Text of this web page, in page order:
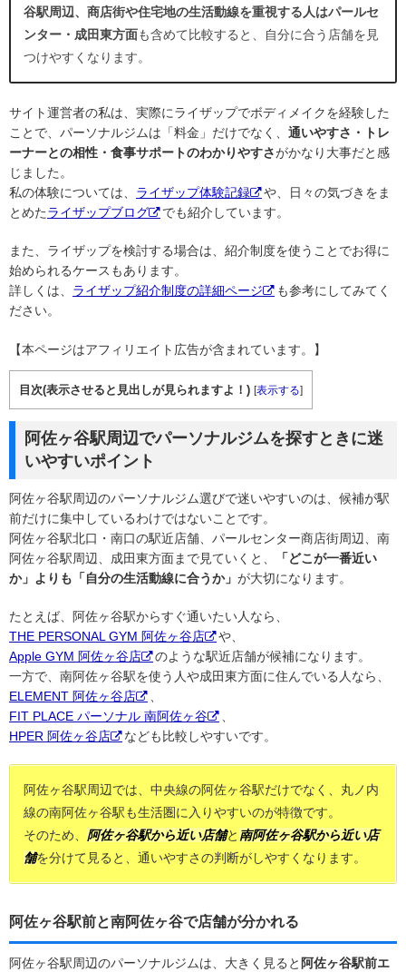
谷駅周辺、商店街や住宅地の生活動線を重視する人はパールセ
ンター・成田東方面も含めて比較すると、自分に合う店舗を見
つけやすくなります。
サイト運営者の私は、実際にライザップでボディメイクを経験した
ことで、パーソナルジムは「料金」だけでなく、 通いやすさ・トレ
ーナーとの相性・食事サポートのわかりやすさがかなり大事だと感
じました。
私の体験については、 ライザップ体験記録
や、日々の気づきをま
とめたライザップブログ でも紹介しています。
また、ライザップを検討する場合は、紹介制度を使うことでお得に
始められるケースもあります。
詳しくは、 ライザップ紹介制度の詳細ページ
も参考にしてみてく
ださい。
【本ページはアフィリエイト広告が含まれています。】
目次(表示させると見出しが見られますよ！) [表示する]
阿佐ヶ谷駅周辺でパーソナルジムを探すときに迷
いやすいポイント
阿佐ヶ谷駅周辺のパーソナルジム選びで迷いやすいのは、候補が駅
前だけに集中しているわけではないことです。
阿佐ヶ谷駅北口・南口の駅近店舗、パールセンター商店街周辺、南
阿佐ヶ谷駅周辺、成田東方面まで見ていくと、
「どこが一番近い
か」よりも「自分の生活動線に合うか」 が大切になります。
たとえば、阿佐ヶ谷駅からすぐ通いたい人なら、
THE PERSONAL GYM 阿佐ヶ谷店
や、
Apple GYM 阿佐ヶ谷店
のような駅近店舗が候補になります。
一方で、南阿佐ヶ谷駅を使う人や成田東方面に住んでいる人なら、
ELEMENT 阿佐ヶ谷店
FIT PLACE パーソナル 南阿佐ヶ谷
HPER 阿佐ヶ谷店
なども比較しやすいです。
阿佐ヶ谷駅周辺では、中央線の阿佐ヶ谷駅だけでなく、丸ノ内
線の南阿佐ヶ谷駅も生活圏に入りやすいのが特徴です。
そのため、 阿佐ヶ谷駅から近い店舗と 南阿佐ヶ谷駅から近い店
舗を分けて見ると、通いやすさの判断がしやすくなります。
阿佐ヶ谷駅前と南阿佐ヶ谷で店舗が分かれる
阿佐ヶ谷駅周辺のパーソナルジムは、大きく見ると 阿佐ヶ谷駅前エ